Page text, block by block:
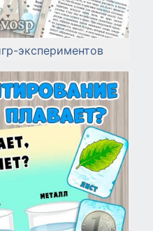
экспериментов